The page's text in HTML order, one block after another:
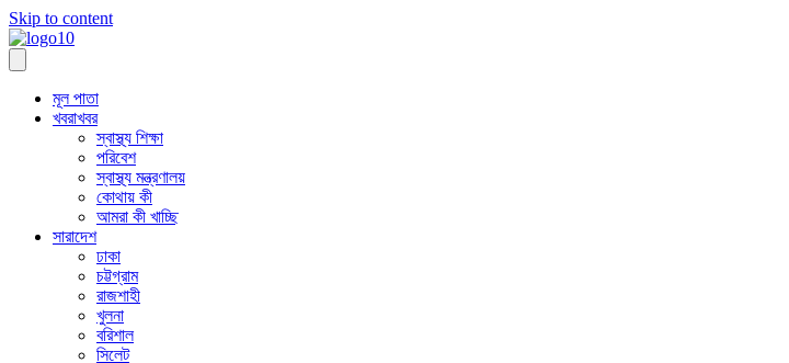
Skip to content
মূল পাতা
খবরাখবর
স্বাস্থ্য শিক্ষা
পরিবেশ
স্বাস্থ্য মন্ত্রণালয়
কোথায় কী
আমরা কী খাচ্ছি
সারাদেশ
ঢাকা
চট্টগ্রাম
রাজশাহী
খুলনা
বরিশাল
সিলেট